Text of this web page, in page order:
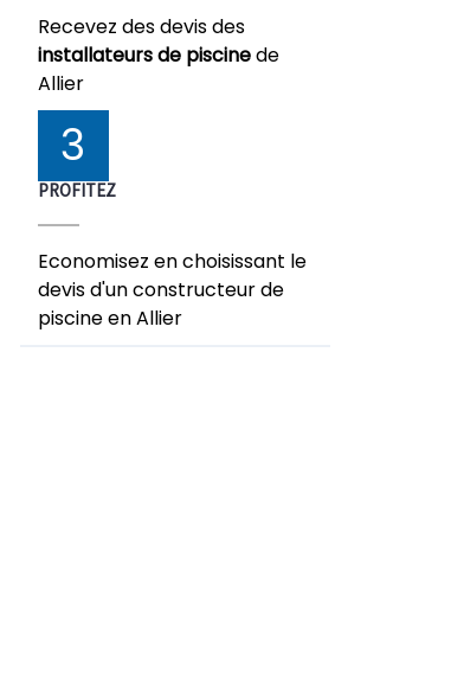
Recevez des devis des
installateurs de piscinede
Allier
3
PROFITEZ
Economisez en choisissant le
devis d'un constructeur de
piscine en Allier